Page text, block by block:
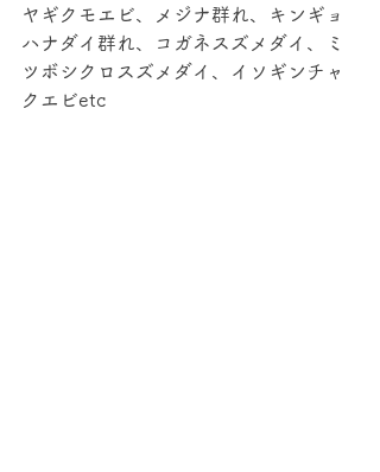
ヤギクモエビ、メジナ群れ、キンギョ
ハナダイ群れ、コガネスズメダイ、ミ
ツボシクロスズメダイ、イソギンチャ
クエビetc